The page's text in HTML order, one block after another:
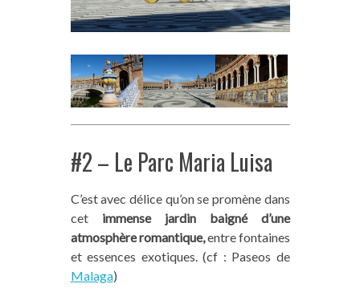
#2 – Le Parc Maria Luisa
C’est avec délice qu’on se promène dans
cetimmense jardin baigné d’une
atmosphère romantique,entre fontaines
et essences exotiques. (cf : Paseos de
Malaga)